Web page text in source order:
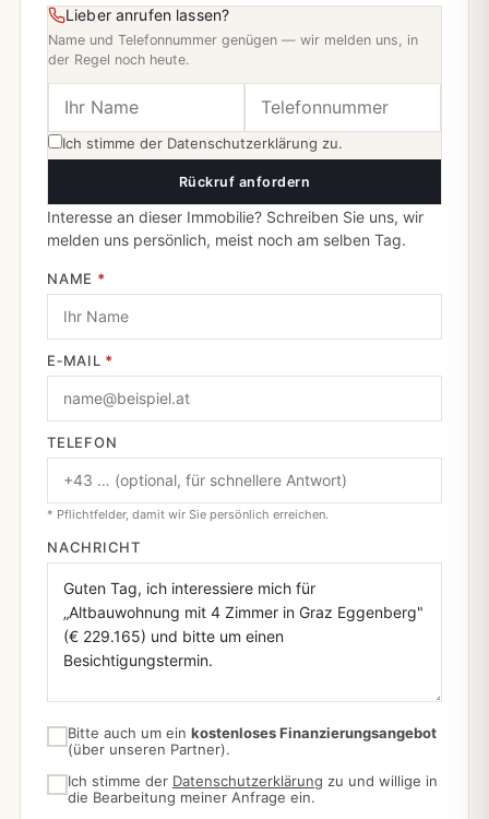
Lieber anrufen lassen?
Name und Telefonnummer genügen — wir melden uns, in
der Regel noch heute.
Ich stimme der Datenschutzerklärung zu.
Rückruf anfordern
Interesse an dieser Immobilie? Schreiben Sie uns, wir
melden uns persönlich, meist noch am selben Tag.
NAME *
E‑MAIL *
TELEFON
* Pflichtfelder, damit wir Sie persönlich erreichen.
NACHRICHT
Bitte auch um ein kostenloses Finanzierungsangebot
(über unseren Partner).
Ich stimme der Datenschutzerklärung zu und willige in
die Bearbeitung meiner Anfrage ein.